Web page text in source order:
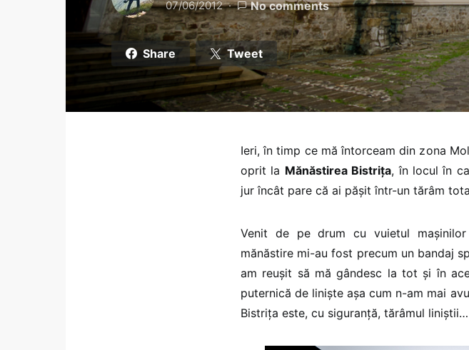
07/06/2012 No comments
Share Tweet
Ieri, în timp ce mă întorceam din zona
oprit la Mănăstirea Bistrița, în locul în
jur încât pare că ai pășit într-un tărâm
Venit de pe drum cu vuietul
mănăstire mi-au fost precum un bandaj
am reușit să mă gândesc la tot și în
puternică de liniște așa cum n-am mai
Bistrița este, cu siguranță, tărâmul liniștii…